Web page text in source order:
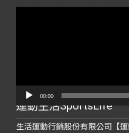
00:00
運動生活SportsLife
生活運動行銷股份有限公司【